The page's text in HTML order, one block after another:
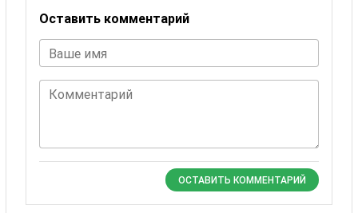
Оставить комментарий
Ваше имя
Комментарий
ОСТАВИТЬ КОММЕНТАРИЙ